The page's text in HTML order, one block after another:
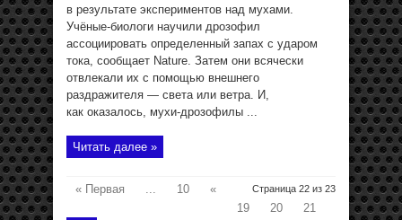
в результате экспериментов над мухами.
Учёные-биологи научили дрозофил
ассоциировать определенный запах с ударом
тока, сообщает Nature. Затем они всячески
отвлекали их с помощью внешнего
раздражителя — света или ветра. И,
как оказалось, мухи-дрозофилы ...
Читать далее »
Страница 22 из 23
« Первая ... 10
«
19
20
21